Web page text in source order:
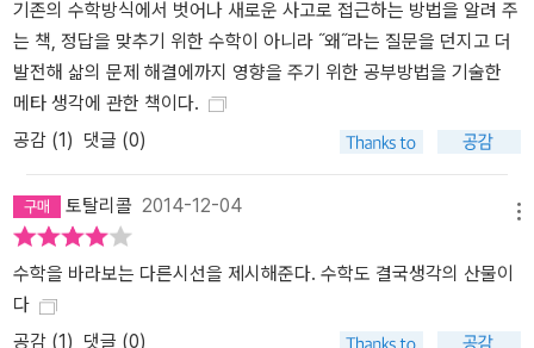
이 되기로 했다는 얘기를 듣자 힐베르트는 이렇게 대답했다. “잘 했
어! 그 친구는 수학자가 될 정도의 상상력은 없었으니까." 이 이야기
를 통해 ‘수학책이 아니다’라는 저자의 말을 어느 정도 수긍할 수 있지
다. 이미지 사고법 같은 기술이 바로 그런 새로운 눈이다. 그러나 책을
는 것을 알 수 있다. 즉, 수학을 통해서 생각의 기술을 훈련하고 그것
을 재구성해서 창의적인 생각을 만들어 보라는 것이다. 수학은 입시
에 중요한 과목이라서 이 책에 등장하는 것이 아니고 수학을 통해서
메타생각을 깨닫기가 가장 좋기 때문이라고 하는 저자의 말이 충분히
이해가 간다. 다만, 이 책을 학생들이 읽는다면 메타생각을 통해서 새
기존의 수학방식에서 벗어나 새로운 사고로 접근하는 방법을 알려 주
는 책, 정답을 맞추기 위한 수학이 아니라 ˝왜˝라는 질문을 던지고 더
발전해 삶의 문제 해결에까지 영향을 주기 위한 공부방법을 기술한
메타 생각에 관한 책이다.
공감 (1) 댓글 (0)
토탈리콜 2014-12-04
수학을 바라보는 다른시선을 제시해준다. 수학도 결국생각의 산물이
다
공감 (1 ) 댓글 (0)